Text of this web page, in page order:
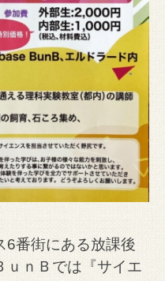
6番街にある放課後
ｕｎＢでは『サイエ